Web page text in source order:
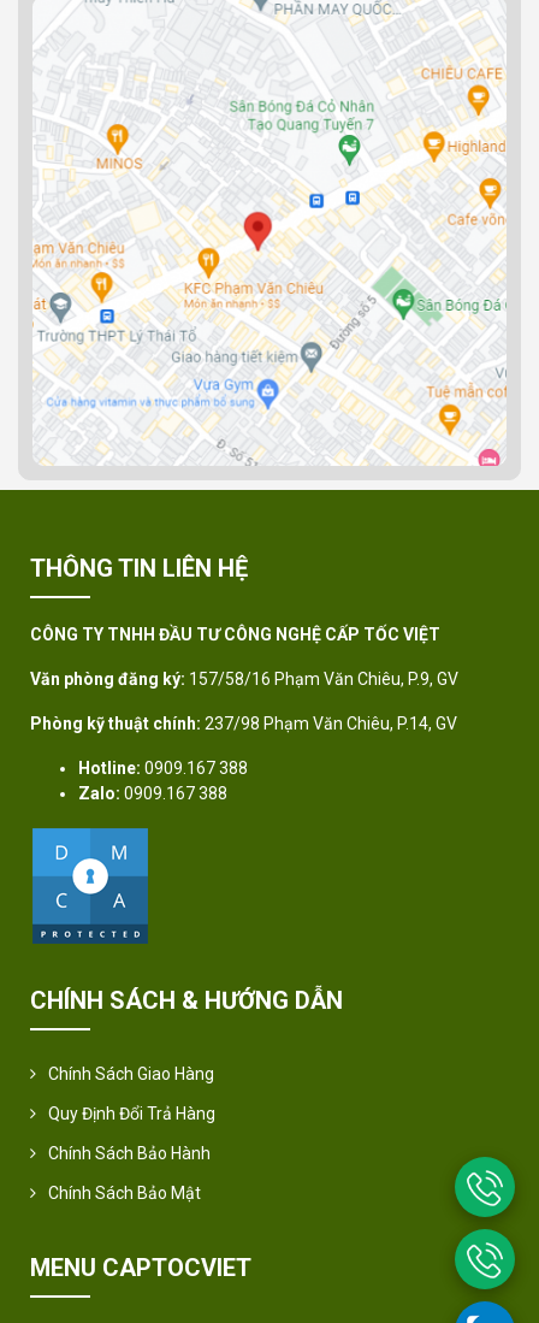
THÔNG TIN LIÊN HỆ
CÔNG TY TNHH ĐẦU TƯ CÔNG NGHỆ CẤP TỐC VIỆT
Văn phòng đăng ký: 157/58/16 Phạm Văn Chiêu, P.9, GV
Phòng kỹ thuật chính: 237/98 Phạm Văn Chiêu, P.14, GV
Hotline: 0909.167 388
Zalo: 0909.167 388
CHÍNH SÁCH & HƯỚNG DẪN
Chính Sách Giao Hàng
Quy Định Đổi Trả Hàng
Chính Sách Bảo Hành
Chính Sách Bảo Mật
MENU CAPTOCVIET